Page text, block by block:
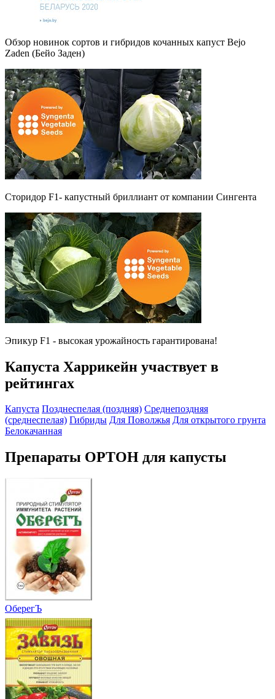
Обзор новинок сортов и гибридов кочанных капуст Bejo
Zaden (Бейо Заден)
Сторидор F1- капустный бриллиант от компании Сингента
Эпикур F1 - высокая урожайность гарантирована!
Капуста Харрикейн участвует в
рейтингах
Капуста Позднеспелая (поздняя) Среднепоздняя
(среднеспелая) Гибриды Для Поволжья Для открытого грунта
Белокачанная
Препараты ОРТОН для капусты
ОберегЪ